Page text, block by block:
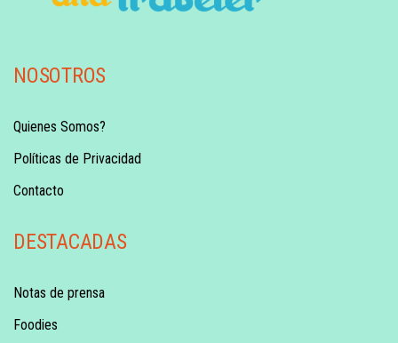
NOSOTROS
Quienes Somos?
Políticas de Privacidad
Contacto
DESTACADAS
Notas de prensa
Foodies